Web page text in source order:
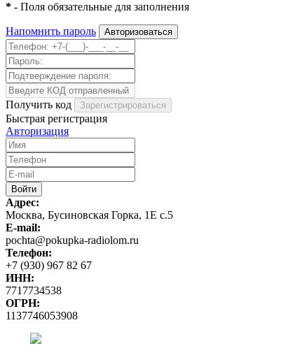
* - Поля обязательные для заполнения
Напомнить пароль
Получить код
Быстрая регистрация
Авторизация
Адрес:
Москва, Бусиновская Горка, 1Е с.5
E-mail:
pochta@pokupka-radiolom.ru
Телефон:
+7 (930) 967 82 67
ИНН:
7717734538
ОГРН:
1137746053908